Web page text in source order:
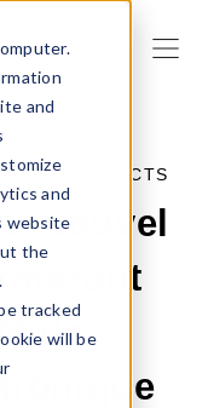
and
and
website
the
tracked
will be
PRODUCTS
Nouvel
de